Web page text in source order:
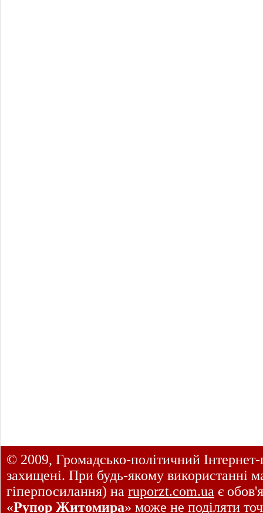
© 2009, Громадсько-політичний
захищені. При будь-якому використанні
гіперпосилання) на ruporzt.com.ua є
«Рупор Житомира» може не поділяти